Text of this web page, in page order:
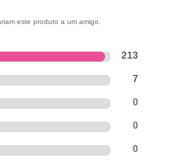
este produto a um amigo.
213
7
0
0
0